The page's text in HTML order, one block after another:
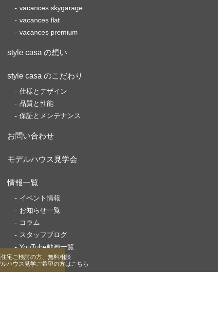
宅ご検討の方、無料相談
ハウス見学ご希望の方はこちら
vacances skygarage
vacances flat
vacances premium
style casa の想い
style casa のこだわり
仕様とデザイン
品質と性能
保証とメンテナンス
お問い合わせ
モデルハウス見学会
情報一覧
イベント情報
お知らせ一覧
コラム
スタッフブログ
YouTube動画一覧
家づくり